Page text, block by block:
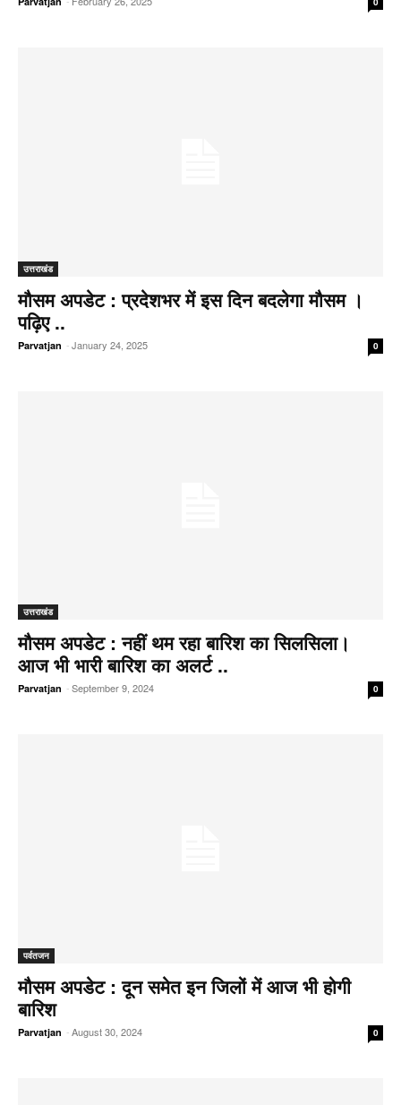
उत्तराखंड
मौसम अपडेट : प्रदेशभर में इस दिन बदलेगा मौसम ।
पढ़िए ..
Parvatjan -January 24, 2025 0
उत्तराखंड
मौसम अपडेट : नहीं थम रहा बारिश का सिलसिला।
आज भी भारी बारिश का अलर्ट ..
Parvatjan -September 9, 2024 0
पर्वतजन
मौसम अपडेट : दून समेत इन जिलों में आज भी होगी
बारिश
Parvatjan -August 30, 2024 0